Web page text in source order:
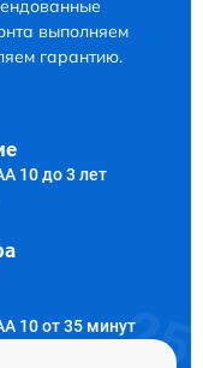
выполняем
гарантию.
10 до 3 лет
10 от 35 минут